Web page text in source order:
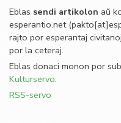
Eblas sendi artikolon aŭ
esperantio.net
rajto por esperantaj
por la ceteraj.
Eblas donaci monon por
Kulturservo.
RSS-servo